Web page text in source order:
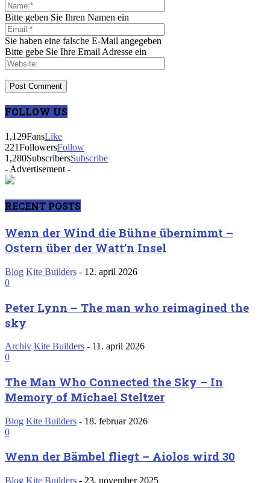
Bitte geben Sie Ihren Namen ein
Sie haben eine falsche E-Mail angegeben
Bitte gebe Sie Ihre Email Adresse ein
FOLLOW US
1,129FansLike
221FollowersFollow
1,280SubscribersSubscribe
- Advertisement -
RECENT POSTS
Wenn der Wind die Bühne übernimmt –
Ostern über der Watt’n Insel
Blog Kite Builders - 12. april 2026
0
Peter Lynn – The man who reimagined the
sky
Archiv Kite Builders - 11. april 2026
0
The Man Who Connected the Sky – In
Memory of Michael Steltzer
Blog Kite Builders - 18. februar 2026
0
Wenn der Bämbel fliegt – Aiolos wird 30
Blog Kite Builders - 23. november 2025